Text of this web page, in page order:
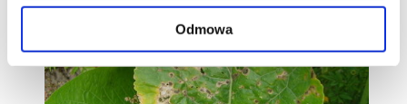
Odmowa